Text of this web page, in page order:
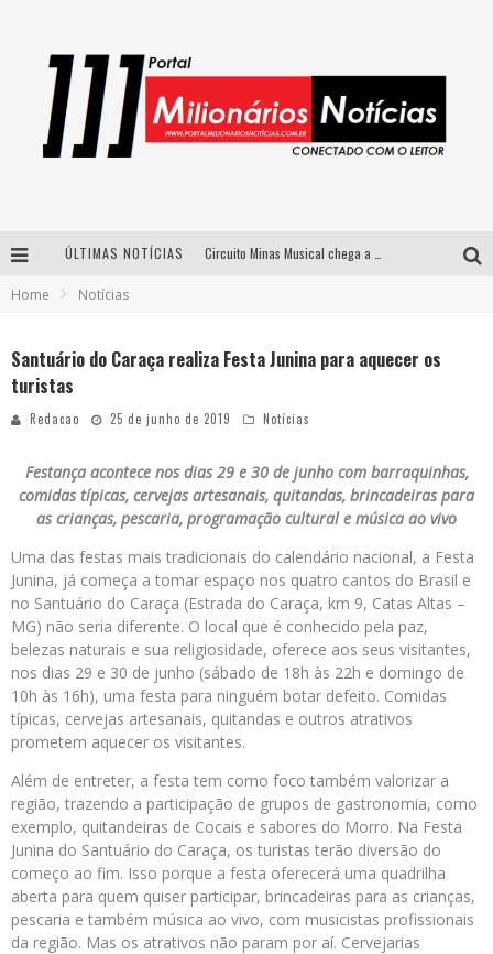
ÚLTIMAS NOTÍCIAS
Home Notícias
Santuário do Caraça realiza Festa Junina para aquecer os
turistas
Redacao 25 de junho de 2019 Notícias
Festança acontece nos dias 29 e 30 de junho com barraquinhas,
comidas típicas, cervejas artesanais, quitandas, brincadeiras para
as crianças, pescaria, programação cultural e música ao vivo
Uma das festas mais tradicionais do calendário nacional, a Festa
Junina, já começa a tomar espaço nos quatro cantos do Brasil e
no Santuário do Caraça (Estrada do Caraça, km 9, Catas Altas –
MG) não seria diferente. O local que é conhecido pela paz,
belezas naturais e sua religiosidade, oferece aos seus visitantes,
nos dias 29 e 30 de junho (sábado de 18h às 22h e domingo de
10h às 16h), uma festa para ninguém botar defeito. Comidas
típicas, cervejas artesanais, quitandas e outros atrativos
prometem aquecer os visitantes.
Além de entreter, a festa tem como foco também valorizar a
região, trazendo a participação de grupos de gastronomia, como
exemplo, quitandeiras de Cocais e sabores do Morro. Na Festa
Junina do Santuário do Caraça, os turistas terão diversão do
começo ao fim. Isso porque a festa oferecerá uma quadrilha
aberta para quem quiser participar, brincadeiras para as crianças,
pescaria e também música ao vivo, com musicistas profissionais
da região. Mas os atrativos não param por aí. Cervejarias